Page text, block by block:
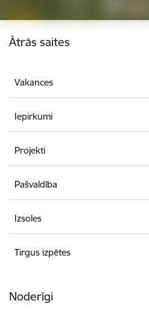
Kājene
Ātrās saites
Vakances
Iepirkumi
Projekti
Pašvaldība
Izsoles
Tirgus izpētes
Noderīgi